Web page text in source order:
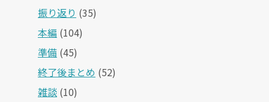
振り返り (35)
本編 (104)
準備 (45)
終了後まとめ (52)
雑談 (10)